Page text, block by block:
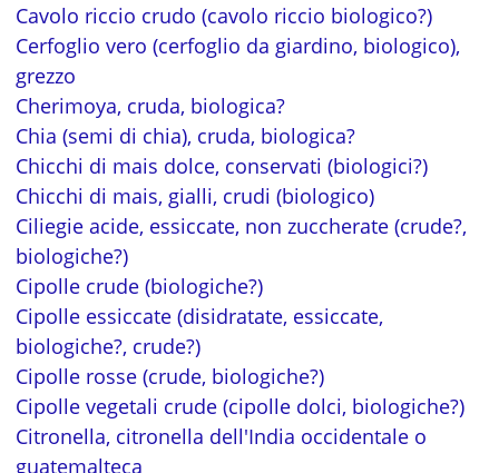
Cavolo riccio crudo (cavolo riccio biologico?)
Cerfoglio vero (cerfoglio da giardino, biologico),
grezzo
Cherimoya, cruda, biologica?
Chia (semi di chia), cruda, biologica?
Chicchi di mais dolce, conservati (biologici?)
Chicchi di mais, gialli, crudi (biologico)
Ciliegie acide, essiccate, non zuccherate (crude?,
biologiche?)
Cipolle crude (biologiche?)
Cipolle essiccate (disidratate, essiccate,
biologiche?, crude?)
Cipolle rosse (crude, biologiche?)
Cipolle vegetali crude (cipolle dolci, biologiche?)
Citronella, citronella dell'India occidentale o
guatemalteca